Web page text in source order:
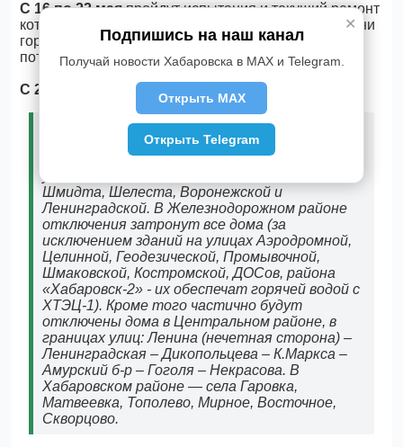
С 16 по 22 маяпройдут испытания и текущий ремонт
котельной в Волочаевском городке. В указанные дни
горячее водоснабжение будет отсутствовать у
потребителей в районе улицы Подгаева.
С 22 по 26 мая будет отключена зона ТЭЦ-3.
От горячего водоснабжения будут
отключены потребители в Краснофлотском
и Кировском районах в границах следующих
Шмидта, Шелеста, Воронежской и
Ленинградской. В Железнодорожном районе
отключения затронут все дома (за
исключением зданий на улицах Аэродромной,
Целинной, Геодезической, Промывочной,
Шмаковской, Костромской, ДОСов, района
«Хабаровск-2» - их обеспечат горячей водой с
ХТЭЦ-1). Кроме того частично будут
отключены дома в Центральном районе, в
границах улиц: Ленина (нечетная сторона) –
Ленинградская – Дикопольцева – К.Маркса –
Амурский б-р – Гоголя – Некрасова. В
Хабаровском районе — села Гаровка,
Матвеевка, Тополево, Мирное, Восточное,
Скворцово.
✕
Подпишись на наш канал
Получай новости Хабаровска в MAX и Telegram.
Открыть MAX
Открыть Telegram